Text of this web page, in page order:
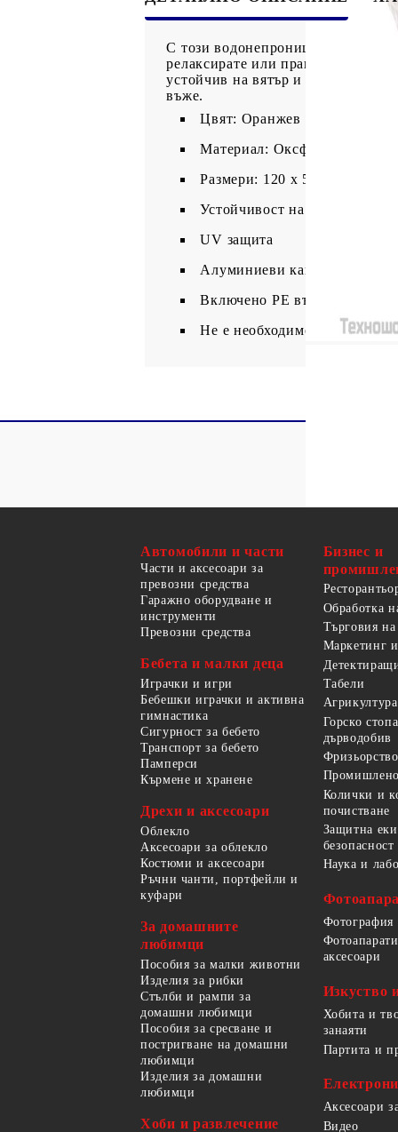
С този водонепроницаем
релаксирате или правите
устойчив на вятър и вода.
въже.
Цвят: Оранжев и кафяв
Материал: Оксфорд плат с
Размери: 120 x 500 см (Д x
Устойчивост на вода
UV защита
Алуминиеви капси
Включено PE въже от 24 м
Не е необходимо сглобяване
Автомобили и части
Части и аксесоари за
превозни средства
Гаражно оборудване и
инструменти
Превозни средства
Бебета и малки деца
Играчки и игри
Бебешки играчки и активна
гимнастика
Сигурност за бебето
Транспорт за бебето
Памперси
Кърмене и хранене
Дрехи и аксесоари
Облекло
Аксесоари за облекло
Костюми и аксесоари
Ръчни чанти, портфейли и
куфари
За домашните
любимци
Пособия за малки животни
Изделия за рибки
Стълби и рампи за
домашни любимци
Пособия за сресване и
постригване на домашни
любимци
Изделия за домашни
любимци
Хоби и развлечение
Бизнес и
Обработка
Търговия
Маркетинг
Табели
Агрикултура
Горско
дърводобив
Колички и
почистване
Защитна
Наука и
Фотография
аксесоари
Изкуство
Хобита и
занаяти
Партита и
Аксесоари
Видео